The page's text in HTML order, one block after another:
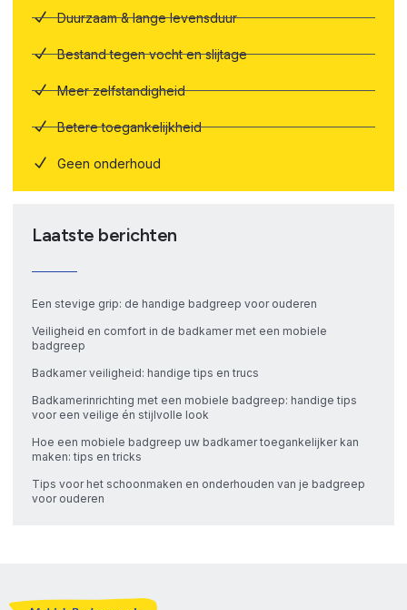
Duurzaam & lange levensduur
Bestand tegen vocht en slijtage
Meer zelfstandigheid
Betere toegankelijkheid
Geen onderhoud
Laatste berichten
Een stevige grip: de handige badgreep voor ouderen
Veiligheid en comfort in de badkamer met een mobiele
badgreep
Badkamer veiligheid: handige tips en trucs
Badkamerinrichting met een mobiele badgreep: handige tips
voor een veilige én stijlvolle look
Hoe een mobiele badgreep uw badkamer toegankelijker kan
maken: tips en tricks
Tips voor het schoonmaken en onderhouden van je badgreep
voor ouderen